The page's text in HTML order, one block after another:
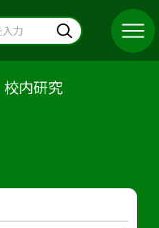
校内研究